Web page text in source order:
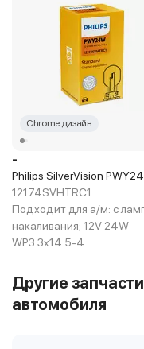
Chrome дизайн
-
Philips SilverVision
12174SVHTRC1
Подходит для а/м: с
накаливания; 12V 24W
WP3.3x14.5-4
Другие
автомобиля